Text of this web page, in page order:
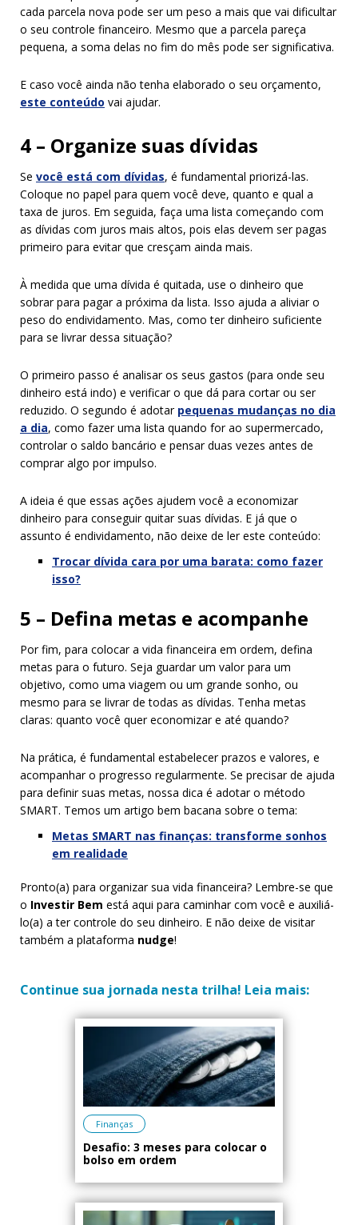
cada parcela nova pode ser um peso a mais que vai dificultar
o seu controle financeiro. Mesmo que a parcela pareça
pequena, a soma delas no fim do mês pode ser significativa.
E caso você ainda não tenha elaborado o seu orçamento,
este conteúdo vai ajudar.
4 – Organize suas dívidas
Se você está com dívidas, é fundamental priorizá-las.
Coloque no papel para quem você deve, quanto e qual a
taxa de juros. Em seguida, faça uma lista começando com
as dívidas com juros mais altos, pois elas devem ser pagas
primeiro para evitar que cresçam ainda mais.
À medida que uma dívida é quitada, use o dinheiro que
sobrar para pagar a próxima da lista. Isso ajuda a aliviar o
peso do endividamento. Mas, como ter dinheiro suficiente
para se livrar dessa situação?
O primeiro passo é analisar os seus gastos (para onde seu
dinheiro está indo) e verificar o que dá para cortar ou ser
reduzido. O segundo é adotar pequenas mudanças no dia
a dia, como fazer uma lista quando for ao supermercado,
controlar o saldo bancário e pensar duas vezes antes de
comprar algo por impulso.
A ideia é que essas ações ajudem você a economizar
dinheiro para conseguir quitar suas dívidas. E já que o
assunto é endividamento, não deixe de ler este conteúdo:
Trocar dívida cara por uma barata: como fazer
isso?
5 – Defina metas e acompanhe
Por fim, para colocar a vida financeira em ordem, defina
metas para o futuro. Seja guardar um valor para um
objetivo, como uma viagem ou um grande sonho, ou
mesmo para se livrar de todas as dívidas. Tenha metas
claras: quanto você quer economizar e até quando?
Na prática, é fundamental estabelecer prazos e valores, e
acompanhar o progresso regularmente. Se precisar de ajuda
para definir suas metas, nossa dica é adotar o método
SMART. Temos um artigo bem bacana sobre o tema:
Metas SMART nas finanças: transforme sonhos
em realidade
Pronto(a) para organizar sua vida financeira? Lembre-se que
o Investir Bem está aqui para caminhar com você e auxiliá-
lo(a) a ter controle do seu dinheiro. E não deixe de visitar
também a plataforma nudge!
Continue sua jornada nesta trilha! Leia mais:
Finanças
Desafio: 3 meses para colocar o
bolso em ordem